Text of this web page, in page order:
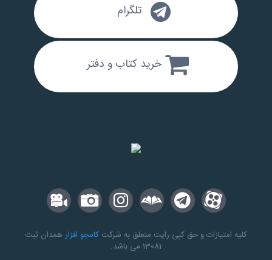
تلگرام
خرید کتاب و دفتر
کلیه امتیازات و حق کپی رایت متعلق به شرکت کامجو افزار همدان ثبت
13081 می باشد.